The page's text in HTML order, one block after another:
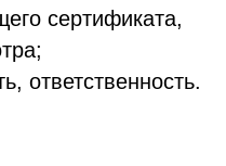
сертификата,
ответственность.